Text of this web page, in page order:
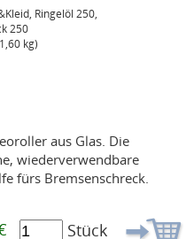
Ringelöl 250,
250
kg)
aus Glas. Die
wiederverwendbare
fürs Bremsenschreck.
Stück